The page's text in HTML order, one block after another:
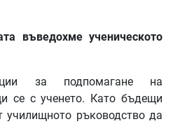
въведохме ученическото
за подпомагане на
се с ученето. Като бъдещи
училищното ръководство да